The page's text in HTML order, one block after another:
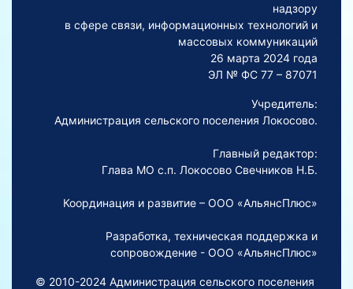
надзору
в сфере связи, информационных технологий и
массовых коммуникаций
26 марта 2024 года
ЭЛ № ФС 77 – 87071
Учредитель:
Администрация сельского поселения Локосово.
Главный редактор:
Глава МО с.п. Локосово Свечников Н.Б.
Координация и развитие – ООО «АльянсПлюс»
Разработка, техническая поддержка и
сопровождение - ООО «АльянсПлюс»
© 2010-2024 Администрация сельского поселения